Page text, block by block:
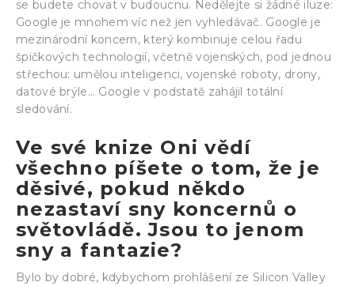
se budete chovat v budoucnu. Nedělejte si žádné iluze:
Google je mnohem víc než jen vyhledávač. Google je
mezinárodní koncern, který kombinuje celou řadu
špičkových technologií, včetně vojenských, pod jednou
střechou: umělou inteligenci, vojenské roboty, drony,
datové brýle… Google v podstatě zahájil totální
sledování.
Ve své knize Oni vědí
všechno píšete o tom, že je
děsivé, pokud někdo
nezastaví sny koncernů o
světovládě. Jsou to jenom
sny a fantazie?
Bylo by dobré, kdybychom prohlášení ze Silicon Valley